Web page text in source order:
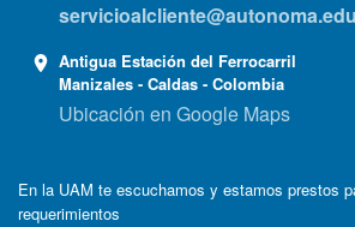
Antigua Estación del Ferrocarril
Manizales - Caldas - Colombia
Ubicación en Google Maps
En la UAM te escuchamos y estamos prestos
requerimientos